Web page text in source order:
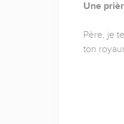
Une
Père, je
ton